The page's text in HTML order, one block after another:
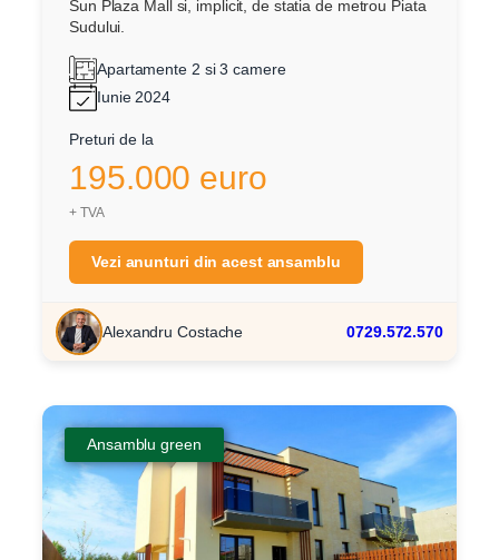
Sun Plaza Mall si, implicit, de statia de metrou Piata
Sudului.
Apartamente 2 si 3 camere
Iunie 2024
Preturi de la
195.000 euro
+ TVA
Vezi anunturi din acest ansamblu
Alexandru Costache 0729.572.570
Ansamblu green